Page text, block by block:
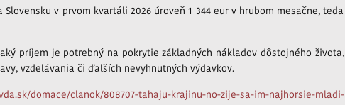
v prvom kvartáli 2026 úroveň 1 344 eur v hrubom mesačne, teda
príjem je potrebný na pokrytie základných nákladov dôstojného života,
vzdelávania či ďalších nevyhnutných výdavkov.
domace/clanok/808707-tahaju-krajinu-no-zije-sa-im-najhorsie-mladi-